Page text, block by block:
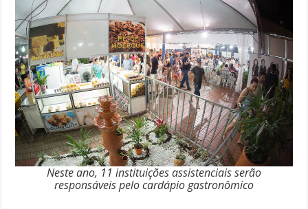
Neste ano, 11 instituições assistenciais serão
responsáveis pelo cardápio gastronômico